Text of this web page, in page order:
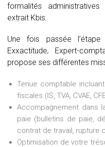
formalités
extrait Kbis.
Une fois passée
Exxactitude, Expert-
propose ses différentes
Tenue comptable
fiscales (IS, TVA, CVAE,
Accompagnement dans
paie (bulletins de paie,
contrat de travail, rupture
Optimisation de votre